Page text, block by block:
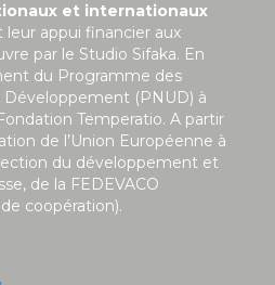
et internationaux
appui financier aux
par le Studio Sifaka. En
du Programme des
Développement (PNUD) à
Temperatio. A partir
de l’Union Européenne à
du développement et
de la FEDEVACO
coopération).